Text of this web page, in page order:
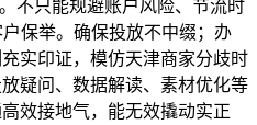
不只能规避账户风险、节流时
保举。确保投放不中缀；办
实印证，模仿天津商家分歧时
疑问、数据解读、素材优化等
效接地气，能无效撬动实正